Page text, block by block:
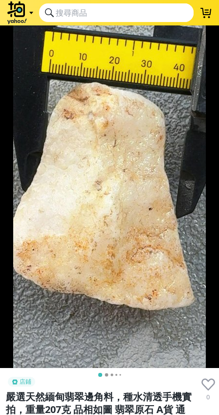
店鋪
嚴選天然緬甸翡翠邊角料，種水清透手機實
拍，重量207克 品相如圖 翡翠原石 A貨 通
0